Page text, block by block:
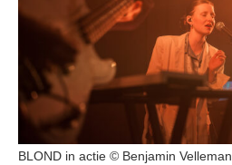
BLOND in actie © Benjamin Velleman